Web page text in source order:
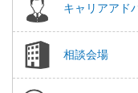
キャリアアド
相談会場